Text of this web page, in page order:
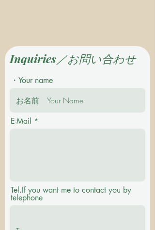
Inquiries／お問い合わせ
・Your name
E-Mail
Tel.If you want me to contact you by
telephone